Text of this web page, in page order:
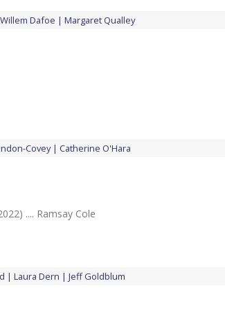
Willem Dafoe Margaret Qualley
Covey Catherine O'Hara
.... Ramsay Cole
Laura Dern Jeff Goldblum